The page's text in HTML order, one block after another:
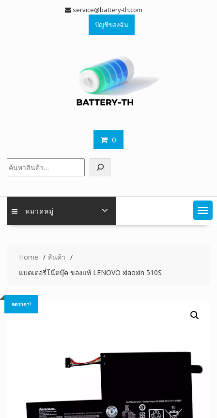
service@battery-th.com
บัญชีของฉัน
0
หมวดหมู่
Home
สินค้า
แบตเตอรี่โน๊ตบุ๊ค ของแท้ LENOVO xiaoxin 510S
ลดราคา!